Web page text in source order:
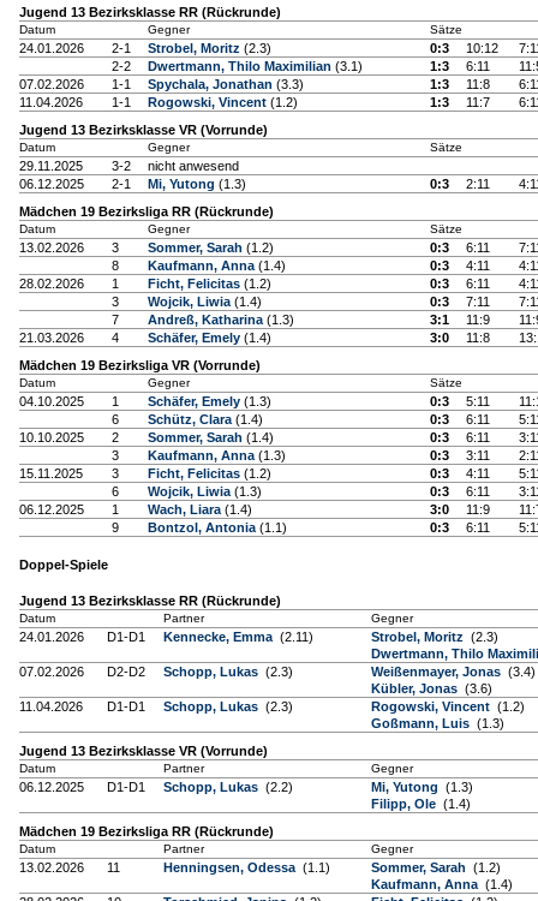
Jugend 13 Bezirksklasse RR (Rückrunde)
Datum Gegner Sätze
24.01.2026 2-1 Strobel, Moritz (2.3) 0:3 10:12
2-2
Dwertmann, Thilo Maximilian (3.1) 1:3 6:11
07.02.2026
1-1 Spychala, Jonathan (3.3) 1:3 11:8
11.04.2026
1-1 Rogowski, Vincent (1.2) 1:3 11:7
Jugend 13 Bezirksklasse VR (Vorrunde)
Datum Gegner Sätze
29.11.2025 3-2
nicht anwesend
06.12.2025
2-1 Mi, Yutong (1.3) 0:3 2:11
Mädchen 19 Bezirksliga RR (Rückrunde)
Datum Gegner Sätze
13.02.2026 3 Sommer, Sarah (1.2) 0:3 6:11
8
Kaufmann, Anna (1.4) 0:3 4:11
28.02.2026
1 Ficht, Felicitas (1.2) 0:3 6:11
3
Wojcik, Liwia (1.4) 0:3 7:11
7
Andreß, Katharina (1.3) 3:1 11:9
21.03.2026
4 Schäfer, Emely (1.4) 3:0 11:8
Mädchen 19 Bezirksliga VR (Vorrunde)
Datum Gegner Sätze
04.10.2025 1 Schäfer, Emely (1.3) 0:3 5:11
6
Schütz, Clara (1.4) 0:3 6:11
10.10.2025
2 Sommer, Sarah (1.4) 0:3 6:11
3
Kaufmann, Anna (1.3) 0:3 3:11
15.11.2025
3 Ficht, Felicitas (1.2) 0:3 4:11
6
Wojcik, Liwia (1.3) 0:3 6:11
06.12.2025
1 Wach, Liara (1.4) 3:0 11:9
9
Bontzol, Antonia (1.1) 0:3 6:11
Doppel-Spiele
Jugend 13 Bezirksklasse RR (Rückrunde)
Datum Partner Gegner
24.01.2026 D1-D1 Kennecke, Emma (2.11) Strobel, Moritz (2.3)
Dwertmann, Thilo
07.02.2026
D2-D2 Schopp, Lukas (2.3) Weißenmayer, Jonas (3.4)
Kübler, Jonas (3.6)
11.04.2026
D1-D1 Schopp, Lukas (2.3) Rogowski, Vincent (1.2)
Goßmann, Luis (1.3)
Jugend 13 Bezirksklasse VR (Vorrunde)
Datum Partner Gegner
06.12.2025 D1-D1 Schopp, Lukas (2.2) Mi, Yutong (1.3)
Filipp, Ole (1.4)
Mädchen 19 Bezirksliga RR (Rückrunde)
Datum Partner Gegner
13.02.2026 11 Henningsen, Odessa (1.1) Sommer, Sarah (1.2)
Kaufmann, Anna (1.4)